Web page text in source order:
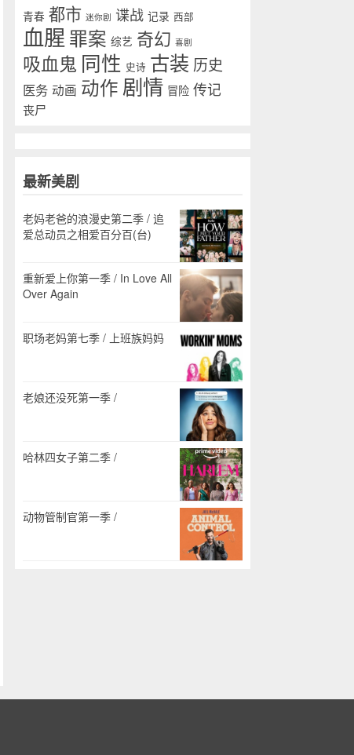
青春 都市 迷你剧 谍战 记录 西部
血腥 罪案 综艺 奇幻 喜剧
吸血鬼 同性 史诗 古装 历史
医务 动画 动作 剧情 冒险 传记
丧尸
最新美剧
老妈老爸的浪漫史第二季 / 追
爱总动员之相爱百分百(台)
重新爱上你第一季 / In Love All
Over Again
职场老妈第七季 / 上班族妈妈
老娘还没死第一季 /
哈林四女子第二季 /
动物管制官第一季 /